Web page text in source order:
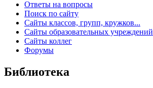
Ответы на вопросы
Поиск по сайту
Сайты классов, групп, кружков...
Сайты образовательных учреждений
Сайты коллег
Форумы
Библиотека